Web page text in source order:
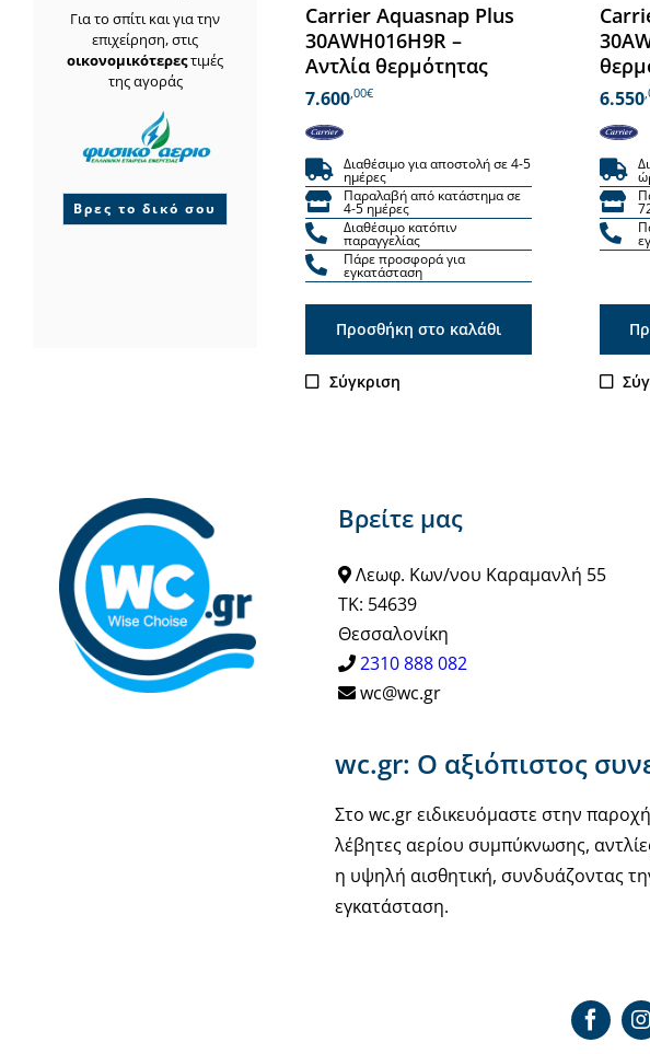
Carrier Aquasnap Plus
30AWH016H9R –
Αντλία θερμότητας
7.600,00€
Διαθέσιμο για αποστολή σε 4-5
ημέρες
Παραλαβή από κατάστημα σε
4-5 ημέρες
Διαθέσιμο κατόπιν
παραγγελίας
Πάρε προσφορά για
εγκατάσταση
Προσθήκη στο καλάθι
Σύγκριση
6.550
Για το σπίτι και για την
επιχείρηση, στις
οικονομικότερεςτιμές
της αγοράς
Βρες το δικό σου
Βρείτε μας
Λεωφ. Κων/νου Καραμανλή 55
ΤΚ: 54639
Θεσσαλονίκη
2310 888 082
wc@wc.gr
wc.gr: Ο αξιόπιστος
Στο wc.gr ειδικευόμαστε στην
λέβητες αερίου συμπύκνωσης,
η υψηλή αισθητική, συνδυάζοντας
εγκατάσταση.